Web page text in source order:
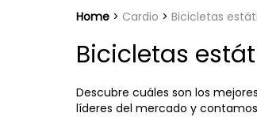
Home Cardio Bicicletas
Bicicletas
Descubre cuáles son los
líderes del mercado y